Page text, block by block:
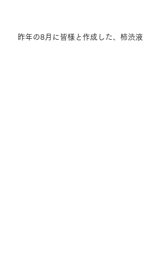
昨年の8月に皆様と作成した、柿渋液